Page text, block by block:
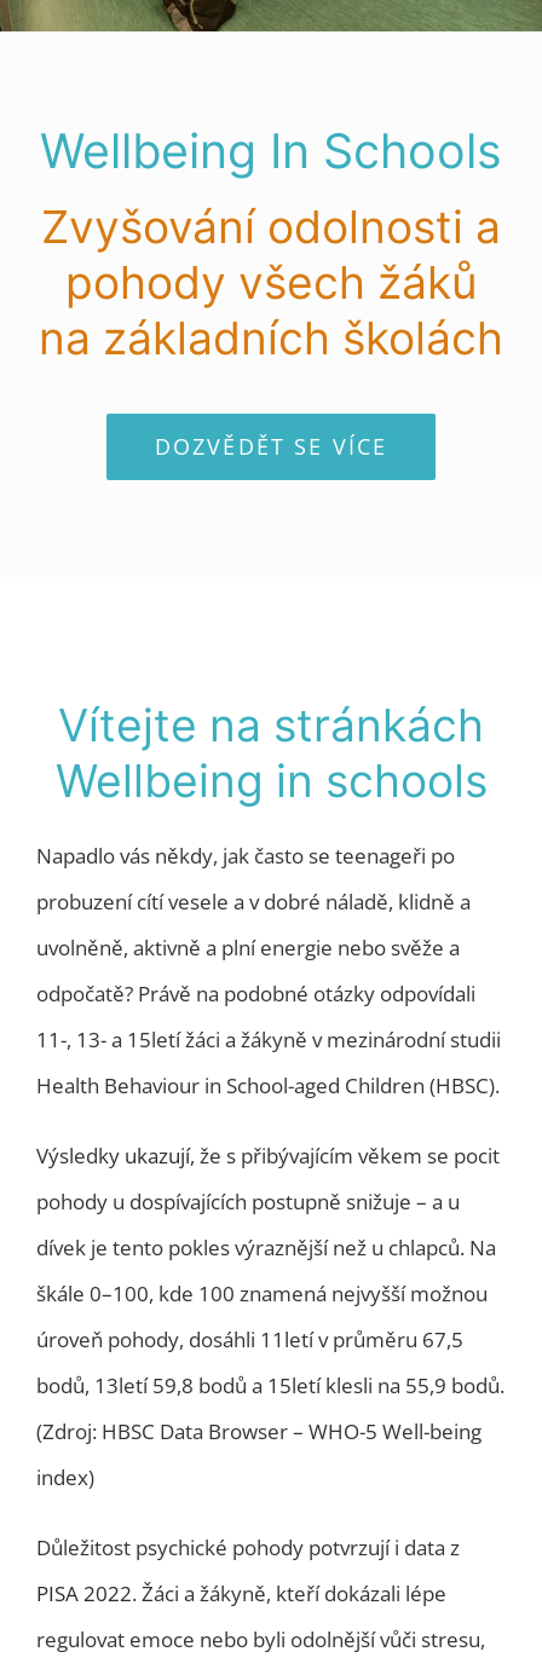
APP
ODESLAT
Wellbeing In Schools
Zvyšování odolnosti a
pohody všech žáků
na základních školách
DOZVĚDĚT SE VÍCE
Vítejte na stránkách
Wellbeing in schools
Napadlo vás někdy, jak často se teenageři po
probuzení cítí vesele a v dobré náladě, klidně a
uvolněně, aktivně a plní energie nebo svěže a
odpočatě? Právě na podobné otázky odpovídali
11-, 13- a 15letí žáci a žákyně v mezinárodní studii
Health Behaviour in School-aged Children (HBSC).
Výsledky ukazují, že s přibývajícím věkem se pocit
pohody u dospívajících postupně snižuje – a u
dívek je tento pokles výraznější než u chlapců. Na
škále 0–100, kde 100 znamená nejvyšší možnou
úroveň pohody, dosáhli 11letí v průměru 67,5
bodů, 13letí 59,8 bodů a 15letí klesli na 55,9 bodů.
(Zdroj: HBSC Data Browser – WHO-5 Well-being
index)
Důležitost psychické pohody potvrzují i data z
PISA 2022. Žáci a žákyně, kteří dokázali lépe
regulovat emoce nebo byli odolnější vůči stresu,